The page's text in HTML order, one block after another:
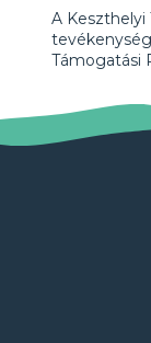
A Keszthelyi
Támogatási